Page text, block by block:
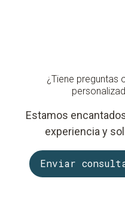
¿Tiene preguntas
Estamos
experiencia y
Enviar